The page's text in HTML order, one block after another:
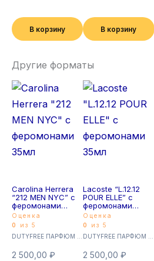
В корзину В корзину
Другие форматы
Carolina Herrera
“212 MEN NYC” с
феромонами
35мл
Оценка
0
из 5
2 500,00 ₽
Lacoste “L.12.12
POUR ELLE” с
феромонами
35мл
Оценка
0
из 5
2 500,00₽